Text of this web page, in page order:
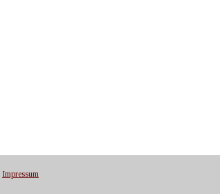
Impressum